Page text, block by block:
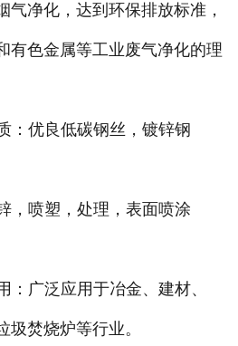
气净化，达到环保排放标准，
有色金属等工业废气净化的理
：优良低碳钢丝，镀锌钢
，喷塑，处理，表面喷涂
：广泛应用于冶金、建材、
焚烧炉等行业。